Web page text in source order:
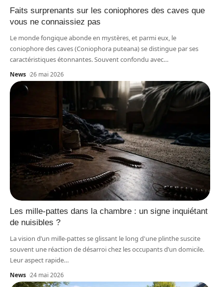
Faits surprenants sur les coniophores des caves que
vous ne connaissiez pas
Le monde fongique abonde en mystères, et parmi eux, le
coniophore des caves (Coniophora puteana) se distingue par ses
caractéristiques étonnantes. Souvent confondu avec…
News 26 mai 2026
Les mille-pattes dans la chambre : un signe inquiétant
de nuisibles ?
La vision d’un mille-pattes se glissant le long d'une plinthe suscite
souvent une réaction de désarroi chez les occupants d’un domicile.
Leur aspect rapide…
News 24 mai 2026